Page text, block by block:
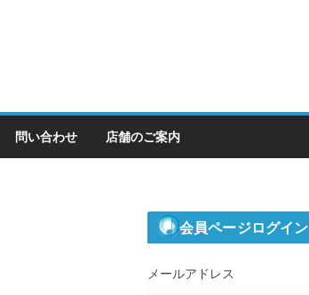
問い合わせ 店舗のご案内
会員ページログイン
メールアドレス